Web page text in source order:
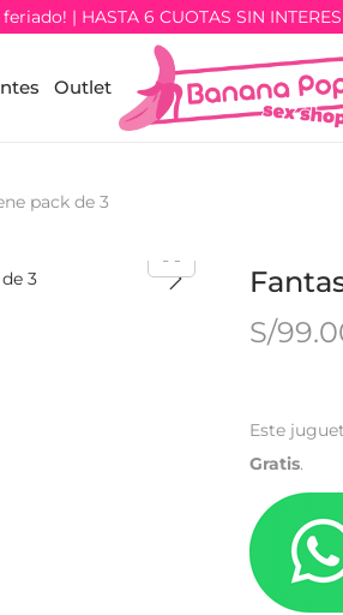
| HASTA 6 CUOTAS SIN
Outlet
pack de 3
S/
Este
Gratis.